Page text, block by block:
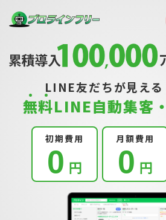
LINE友だちが見える
無料LINE自動集客
初期費用
0 円
月額費用
0 円